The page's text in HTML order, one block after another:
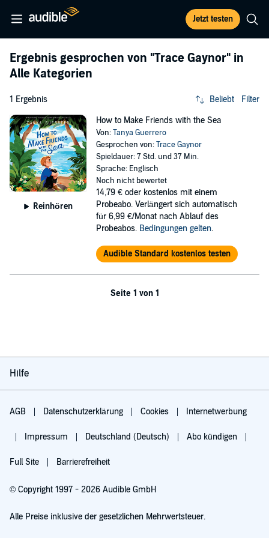
Jetzt testen
Ergebnis gesprochen von "Trace Gaynor" in
Alle Kategorien
1 Ergebnis Beliebt Filter
Reinhören
How to Make Friends with the Sea
Von:Tanya Guerrero
Gesprochen von:Trace Gaynor
Spieldauer: 7 Std. und 37 Min.
Sprache: Englisch
Noch nicht bewertet
14,79 € oder kostenlos mit einem
Probeabo. Verlängert sich automatisch
für 6,99 €/Monat nach Ablauf des
Probeabos. Bedingungen gelten.
Audible Standard kostenlos testen
Seite 1 von 1
Hilfe
AGB Datenschutzerklärung Cookies Internetwerbung
Impressum Deutschland (Deutsch) Abo kündigen
Full Site Barrierefreiheit
© Copyright 1997 - 2026 Audible GmbH
Alle Preise inklusive der gesetzlichen Mehrwertsteuer.